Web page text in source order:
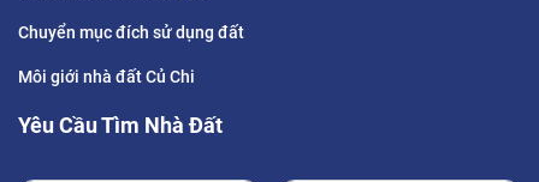
Chuyển mục đích sử dụng đất
Môi giới nhà đất Củ Chi
Yêu Cầu Tìm Nhà Đất